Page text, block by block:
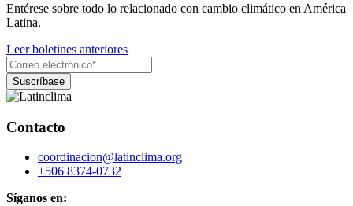
Entérese sobre todo lo relacionado con cambio climático en América
Latina.
Leer boletines anteriores
Contacto
coordinacion@latinclima.org
+506 8374-0732
Síganos en: